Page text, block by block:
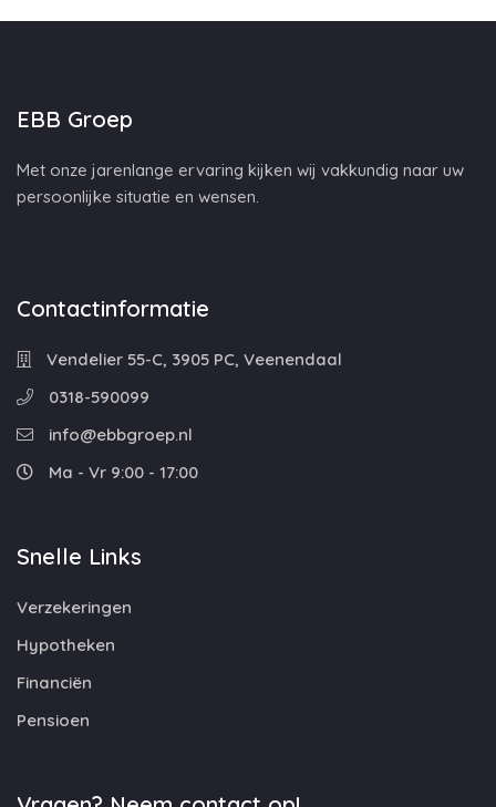
EBB Groep
Met onze jarenlange ervaring kijken wij vakkundig naar uw
persoonlijke situatie en wensen.
Contactinformatie
Vendelier 55-C, 3905 PC, Veenendaal
0318-590099
info@ebbgroep.nl
Ma - Vr 9:00 - 17:00
Snelle Links
Verzekeringen
Hypotheken
Financiën
Pensioen